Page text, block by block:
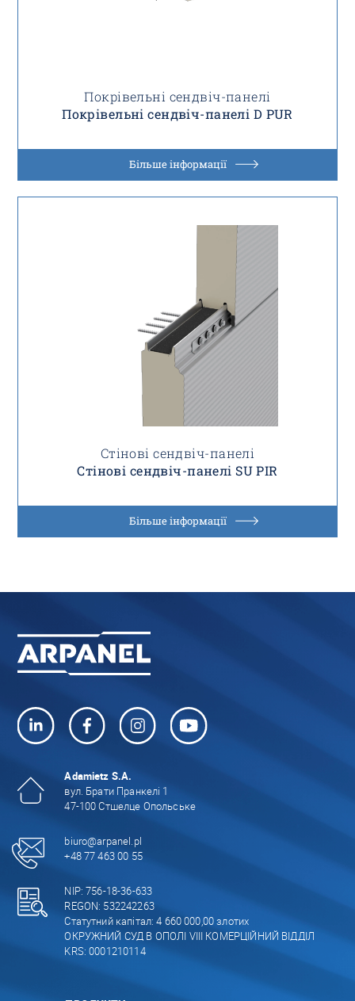
Покрівельні сендвіч-панелі
Покрівельні сендвіч-панелі D PUR
Більше інформації
Стінові сендвіч-панелі
Стінові сендвіч-панелі SU PIR
Більше інформації
Adamietz S.A.
вул. Брати Пранкелі 1
47-100 Стшелце Опольське
biuro@arpanel.pl
+48 77 463 00 55
NIP: 756-18-36-633
REGON: 532242263
Статутний капітал: 4 660 000,00 злотих
ОКРУЖНИЙ СУД В ОПОЛІ VIII КОМЕРЦІЙНИЙ ВІДДІЛ
KRS: 0001210114